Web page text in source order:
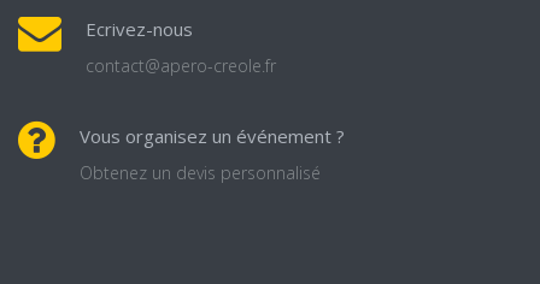
Ecrivez-nous
contact@apero-creole.fr
Vous organisez un événement ?
Obtenez un devis personnalisé